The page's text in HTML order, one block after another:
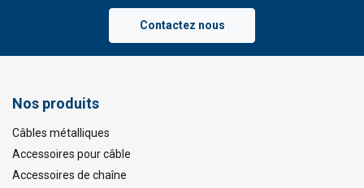
Contactez nous
Nos produits
Câbles métalliques
Accessoires pour câble
Accessoires de chaîne